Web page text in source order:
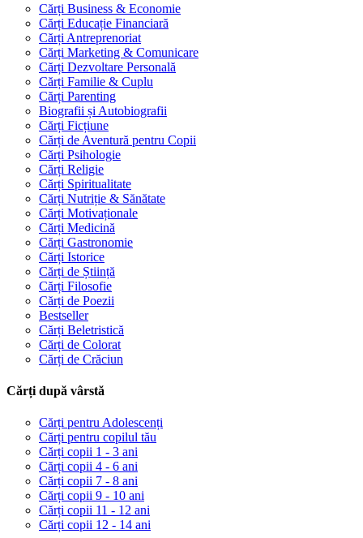
Cărți Business & Economie
Cărți Educație Financiară
Cărți Antreprenoriat
Cărți Marketing & Comunicare
Cărți Dezvoltare Personală
Cărți Familie & Cuplu
Cărți Parenting
Biografii și Autobiografii
Cărți Ficțiune
Cărți de Aventură pentru Copii
Cărți Psihologie
Cărți Religie
Cărți Spiritualitate
Cărți Nutriție & Sănătate
Cărți Motivaționale
Cărți Medicină
Cărți Gastronomie
Cărți Istorice
Cărți de Știință
Cărți Filosofie
Cărți de Poezii
Bestseller
Cărți Beletristică
Cărți de Colorat
Cărți de Crăciun
Cărți după vârstă
Cărți pentru Adolescenți
Cărți pentru copilul tău
Cărți copii 1 - 3 ani
Cărți copii 4 - 6 ani
Cărți copii 7 - 8 ani
Cărți copii 9 - 10 ani
Cărți copii 11 - 12 ani
Cărți copii 12 - 14 ani